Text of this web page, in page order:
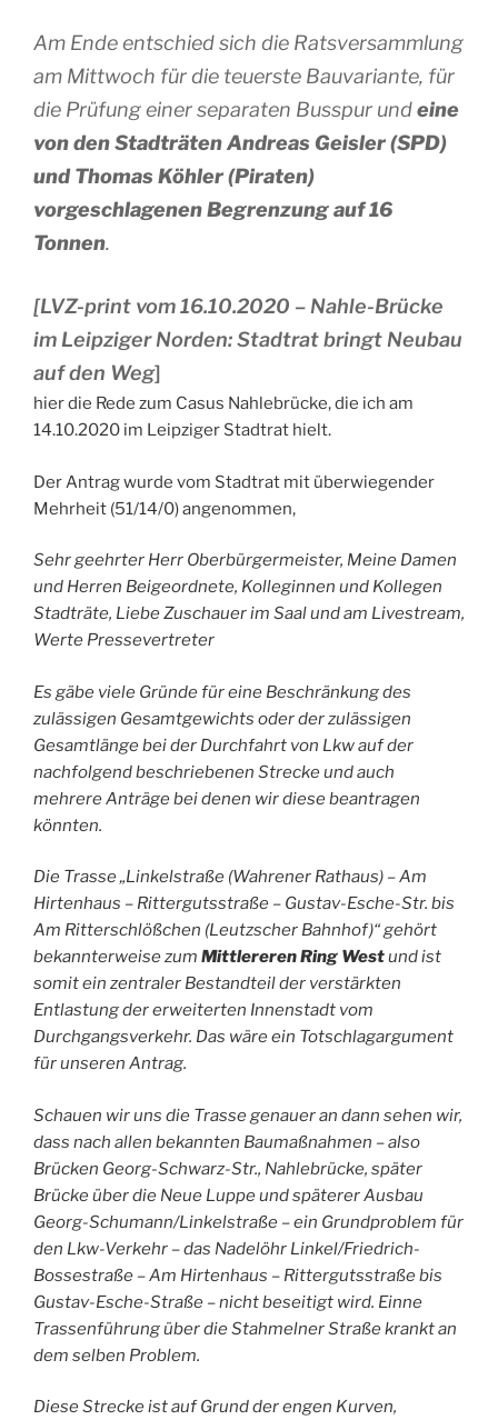
Am Ende entschied sich die Ratsversammlung
am Mittwoch für die teuerste Bauvariante, für
die Prüfung einer separaten Busspur undeine
von den Stadträten Andreas Geisler (SPD)
und Thomas Köhler (Piraten)
vorgeschlagenen Begrenzung auf 16
Tonnen.
[LVZ-print vom 16.10.2020 – Nahle-Brücke
im Leipziger Norden: Stadtrat bringt Neubau
auf den Weg]
hier die Rede zum Casus Nahlebrücke, die ich am
14.10.2020 im Leipziger Stadtrat hielt.
Der Antrag wurde vom Stadtrat mit überwiegender
Mehrheit (51/14/0) angenommen,
Sehr geehrter Herr Oberbürgermeister, Meine Damen
und Herren Beigeordnete, Kolleginnen und Kollegen
Stadträte, Liebe Zuschauer im Saal und am Livestream,
Werte Pressevertreter
Es gäbe viele Gründe für eine Beschränkung des
zulässigen Gesamtgewichts oder der zulässigen
Gesamtlänge bei der Durchfahrt von Lkw auf der
nachfolgend beschriebenen Strecke und auch
mehrere Anträge bei denen wir diese beantragen
könnten.
Die Trasse „Linkelstraße (Wahrener Rathaus) – Am
Hirtenhaus – Rittergutsstraße – Gustav-Esche-Str. bis
Am Ritterschlößchen (Leutzscher Bahnhof)“ gehört
bekannterweise zum MittlererenRing Westund ist
somit ein zentraler Bestandteil der verstärkten
Entlastung der erweiterten Innenstadt vom
Durchgangsverkehr. Das wäre ein Totschlagargument
für unseren Antrag.
Schauen wir uns die Trasse genauer an dann sehen wir,
dass nach allen bekannten Baumaßnahmen – also
Brücken Georg-Schwarz-Str., Nahlebrücke, später
Brücke über die Neue Luppe und späterer Ausbau
Georg-Schumann/Linkelstraße – ein Grundproblem für
den Lkw-Verkehr – das Nadelöhr Linkel/Friedrich-
Bossestraße – Am Hirtenhaus – Rittergutsstraße bis
Gustav-Esche-Straße – nicht beseitigt wird. Einne
Trassenführung über die Stahmelner Straße krankt an
dem selben Problem.
Diese Strecke ist auf Grund der engen Kurven,